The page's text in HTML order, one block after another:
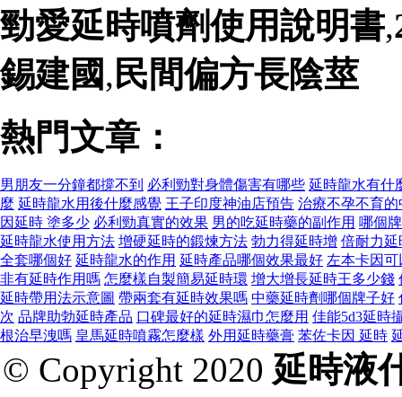
勁愛延時噴劑使用說明書,
錫建國, 民間偏方長陰莖
熱門文章：
男朋友一分鐘都撐不到 必利勁對身體傷害有哪些 延時龍水有什
麼 延時龍水用後什麼感覺 王子印度神油店預告 治療不孕不育的
因延時 塗多少 必利勁真實的效果 男的吃延時藥的副作用 哪個
延時龍水使用方法 增硬延時的鍛煉方法 勃力得延時增 倍耐力延
全套哪個好 延時龍水的作用 延時產品哪個效果最好 左本卡因
非有延時作用嗎 怎麼樣自製簡易延時環 增大增長延時王多少錢
延時帶用法示意圖 帶兩套有延時效果嗎 中藥延時劑哪個牌子好
次 品牌助勃延時產品 口碑最好的延時濕巾怎麼用 佳能5d3延時
根治早洩嗎 皇馬延時噴霧怎麼樣 外用延時藥膏 苯佐卡因 延時
© Copyright 2020 延時液